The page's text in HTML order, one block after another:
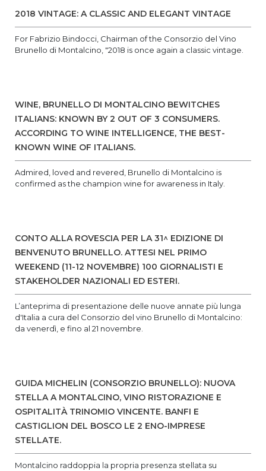
2018 VINTAGE: A CLASSIC AND ELEGANT VINTAGE
For Fabrizio Bindocci, Chairman of the Consorzio del Vino
Brunello di Montalcino, "2018 is once again a classic vintage.
WINE, BRUNELLO DI MONTALCINO BEWITCHES
ITALIANS: KNOWN BY 2 OUT OF 3 CONSUMERS.
ACCORDING TO WINE INTELLIGENCE, THE BEST-
KNOWN WINE OF ITALIANS.
Admired, loved and revered, Brunello di Montalcino is
confirmed as the champion wine for awareness in Italy.
CONTO ALLA ROVESCIA PER LA 31^ EDIZIONE DI
BENVENUTO BRUNELLO. ATTESI NEL PRIMO
WEEKEND (11-12 NOVEMBRE) 100 GIORNALISTI E
STAKEHOLDER NAZIONALI ED ESTERI.
L’anteprima di presentazione delle nuove annate più lunga
d'Italia a cura del Consorzio del vino Brunello di Montalcino:
da venerdì, e fino al 21 novembre.
GUIDA MICHELIN (CONSORZIO BRUNELLO): NUOVA
STELLA A MONTALCINO, VINO RISTORAZIONE E
OSPITALITÀ TRINOMIO VINCENTE. BANFI E
CASTIGLION DEL BOSCO LE 2 ENO-IMPRESE
STELLATE.
Montalcino raddoppia la propria presenza stellata su